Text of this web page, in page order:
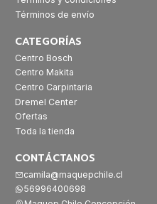
Términos de envío
CATEGORÍAS
Centro Bosch
Centro Makita
Centro Carpintaria
Dremel Center
Ofertas
Toda la tienda
CONTÁCTANOS
camila@maquepchile.cl
56996400698